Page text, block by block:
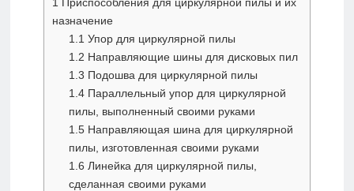
назначение
1.1 Упор для циркулярной пилы
1.2 Направляющие шины для дисковых пил
1.3 Подошва для циркулярной пилы
1.4 Параллельный упор для циркулярной
пилы, выполненный своими руками
1.5 Направляющая шина для циркулярной
пилы, изготовленная своими руками
1.6 Линейка для циркулярной пилы,
сделанная своими руками